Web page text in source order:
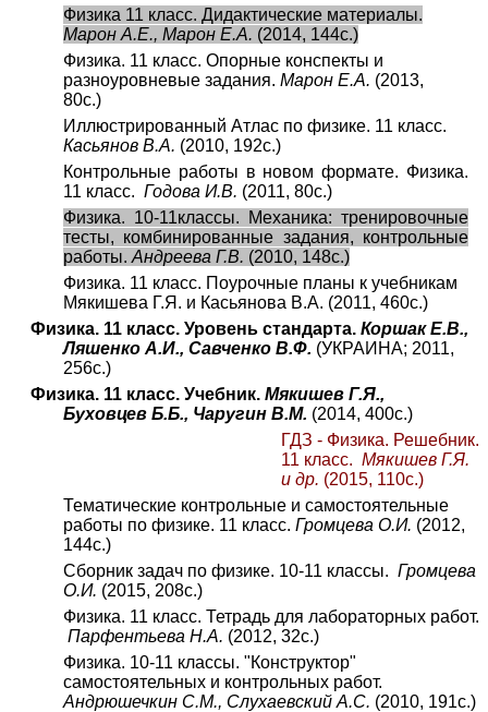
Физика 11 класс. Дидактические материалы.
Марон А.Е., Марон Е.А. (2014, 144с.)
Физика. 11 класс. Опорные конспекты и
разноуровневые задания. Марон Е.А. (2013,
80с.)
Иллюстрированный Атлас по физике. 11 класс.
Касьянов В.А. (2010, 192с.)
Контрольные работы в новом формате. Физика.
11 класс. Годова И.В. (2011, 80с.)
Физика. 10-11классы. Механика: тренировочные
тесты, комбинированные задания, контрольные
работы. Андреева Г.В. (2010, 148с.)
Физика. 11 класс. Поурочные планы к учебникам
Мякишева Г.Я. и Касьянова В.А. (2011, 460с.)
Физика. 11 класс. Уровень стандарта. Коршак Е.В.,
Ляшенко А.И., Савченко В.Ф. (УКРАИНА; 2011,
256с.)
Физика. 11 класс. Учебник. Мякишев Г.Я.,
Буховцев Б.Б., Чаругин В.М. (2014, 400с.)
ГДЗ - Физика. Решебник.
11 класс. Мякишев Г.Я.
и др. (2015, 110с.)
Тематические контрольные и самостоятельные
работы по физике. 11 класс. Громцева О.И. (2012,
144с.)
Сборник задач по физике. 10-11 классы. Громцева
О.И. (2015, 208с.)
Физика. 11 класс. Тетрадь для лабораторных работ.
Парфентьева Н.А. (2012, 32с.)
Физика. 10-11 классы. "Конструктор"
самостоятельных и контрольных работ.
Андрюшечкин С.М., Слухаевский А.С. (2010, 191с.)